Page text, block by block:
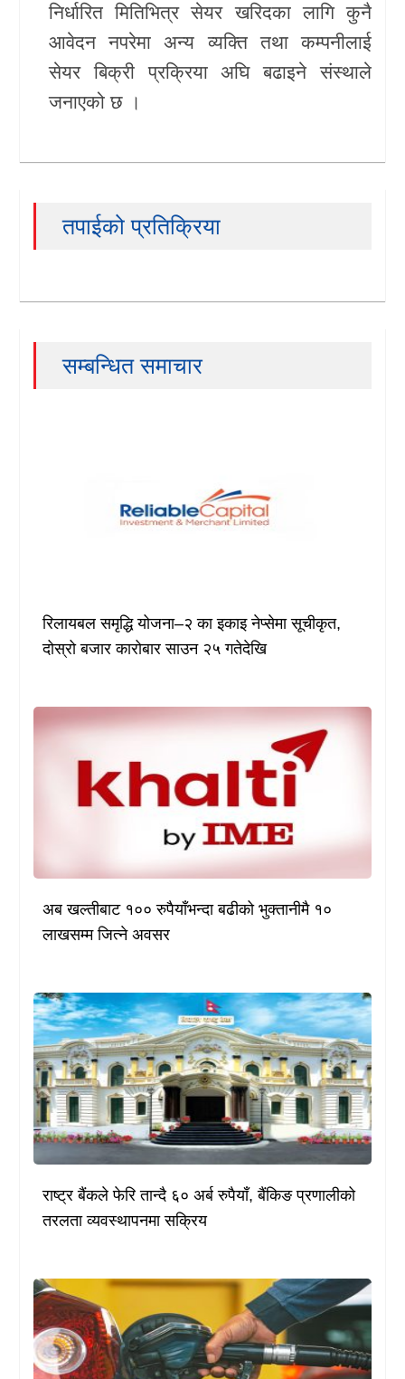
निर्धारित मितिभित्र सेयर खरिदका लागि कुनै
आवेदन नपरेमा अन्य व्यक्ति तथा कम्पनीलाई
सेयर बिक्री प्रक्रिया अघि बढाइने संस्थाले
जनाएको छ ।
तपाईको प्रतिक्रिया
सम्बन्धित समाचार
रिलायबल समृद्धि योजना–२ का इकाइ नेप्सेमा सूचीकृत,
दोस्रो बजार कारोबार साउन २५ गतेदेखि
अब खल्तीबाट १०० रुपैयाँभन्दा बढीको भुक्तानीमै १०
लाखसम्म जित्ने अवसर
राष्ट्र बैंकले फेरि तान्दै ६० अर्ब रुपैयाँ, बैंकिङ प्रणालीको
तरलता व्यवस्थापनमा सक्रिय